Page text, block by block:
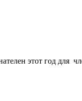
этот год для